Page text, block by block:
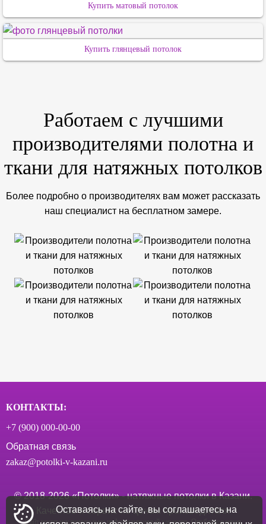
Купить матовый потолок
Купить глянцевый потолок
Работаем с лучшими
производителями полотна и
ткани для натяжных потолков
Более подробно о производителях вам может рассказать
наш специалист на бесплатном замере.
КОНТАКТЫ:
+7 (900) 000‑00-00
Обратная связь
zakaz@potolki-v-kazani.ru
© 2018-2026«Потолки» - натяжные потолки в Казани.
Качество и сервис по ценам производителя
Сайт носит исключительно информационный характер. Опубликованная
Оставаясь на сайте, вы соглашаетесь на